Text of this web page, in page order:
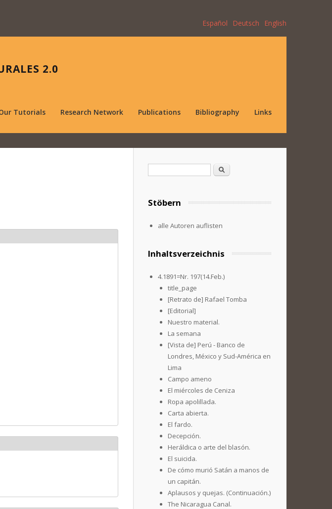
Español Deutsch English
2.0
Tutorials Research Network Publications Bibliography Links
Search
Stöbern
alle Autoren auflisten
Inhaltsverzeichnis
4.1891=Nr. 197(14.Feb.)
title_page
[Retrato de] Rafael Tomba
[Editorial]
Nuestro material.
La semana
[Vista de] Perú - Banco de
Londres, México y Sud-América en
Lima
Campo ameno
El miércoles de Ceniza
Ropa apolillada.
Carta abierta.
El fardo.
Decepción.
Heráldica o arte del blasón.
El suicida.
De cómo murió Satán a manos de
un capitán.
Aplausos y quejas. (Continuación.)
The Nicaragua Canal.